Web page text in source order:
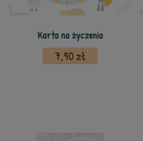
Karta na życzenia
7,90 zł